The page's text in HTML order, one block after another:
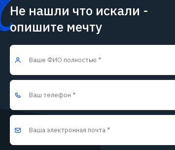
Не нашли что искали -
опишите мечту